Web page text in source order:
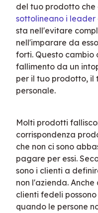
sottolineano i
sta nell'evitare
nell'imparare da
forti. Questo
fallimento da un
per il tuo prodotto, il
personale.
Molti prodotti
corrispondenza
che non ci sono
pagare per essi.
sono i clienti a
non l'azienda.
clienti fedeli
quando le persone